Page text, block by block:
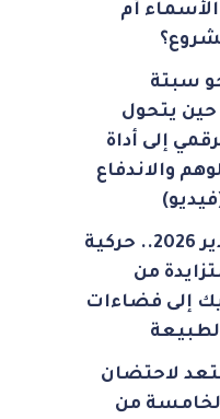
الأسماء أم
سبتة
حين يتحول
إلى أداة
والاندفاع
صيف أكادير 2026.. حركية
من
إلى فضاءات
لاحتضان
من